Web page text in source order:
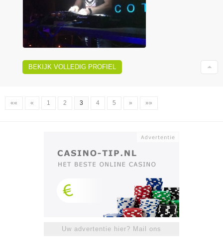
BEKIJK VOLLEDIG PROFIEL
«« « 1 2 3 4 5 » »»
Uw advertentie hier? Mail ons